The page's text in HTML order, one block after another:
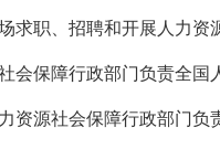
职、招聘和开展人力资
保障行政部门负责全国
资源社会保障行政部门